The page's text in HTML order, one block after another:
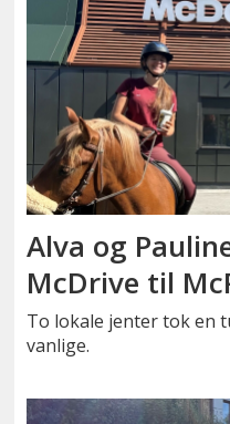
Alva og
McDrive til
To lokale jenter tok en
vanlige.